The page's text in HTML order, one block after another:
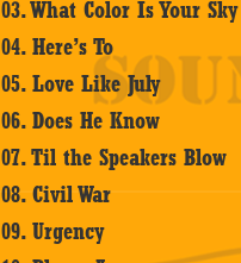
03. What Color Is Your Sky
04. Here’s To
05. Love Like July
06. Does He Know
07. Til the Speakers Blow
08. Civil War
09. Urgency